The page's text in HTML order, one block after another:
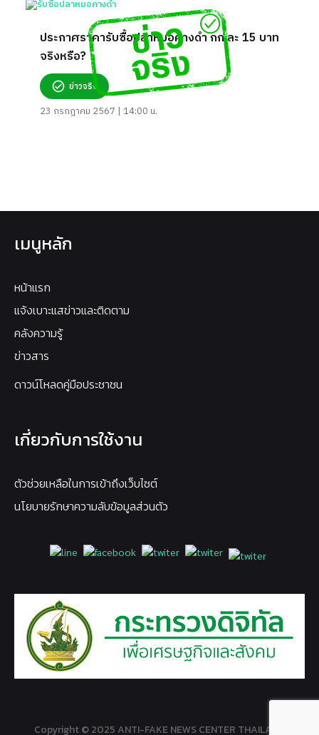
ประกาศราคารับซื้อปลาหมอคางดำ กก.ละ 15 บาท
จริงหรือ?
ข่าวจริง
23 กรกฎาคม 2567 | 14:00 น.
เมนูหลัก
หน้าแรก
แจ้งเบาะแสข่าวและติดตาม
คลังความรู้
ข่าวสาร
ดาวน์โหลดคู่มือประชาชน
เกี่ยวกับการใช้งาน
ตัวช่วยเหลือในการเข้าถึงเว็บไซต์
นโยบายรักษาความลับข้อมูลส่วนตัว
Copyright © 2025 ANTI-FAKE NEWS CENTER THAILAND